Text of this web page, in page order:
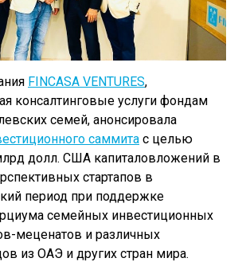
FINCASA VENTURES,
консалтинговые услуги фондам
семей, анонсировала
саммита с целью
долл. США капиталовложений в
стартапов в
период при поддержке
семейных инвестиционных
меценатов и различных
из ОАЭ и других стран мира.